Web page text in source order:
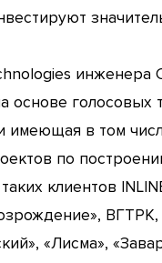
инженера
голосовых
имеющая в том
по
клиентов
«Лисма»,